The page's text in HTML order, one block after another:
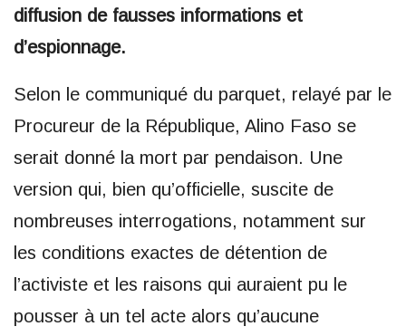
diffusion de fausses informations et
d’espionnage.
Selon le communiqué du parquet, relayé par le
Procureur de la République, Alino Faso se
serait donné la mort par pendaison. Une
version qui, bien qu’officielle, suscite de
nombreuses interrogations, notamment sur
les conditions exactes de détention de
l’activiste et les raisons qui auraient pu le
pousser à un tel acte alors qu’aucune